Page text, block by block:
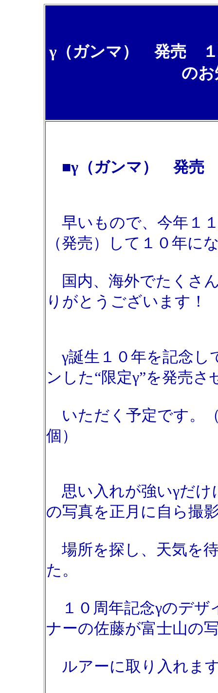
γ（ガンマ） 発売 １
の
■γ（ガンマ） 発売
早いもので、今年１
（発売）して１０年に
国内、海外でたくさ
りがとうございます！
γ誕生１０年を記念し
ンした“限定γ”を発売さ
いただく予定です。
個）
思い入れが強いγだけ
の写真を正月に自ら撮
場所を探し、天気を
た。
１０周年記念γのデザ
ナーの佐藤が富士山の
ルアーに取り入れま